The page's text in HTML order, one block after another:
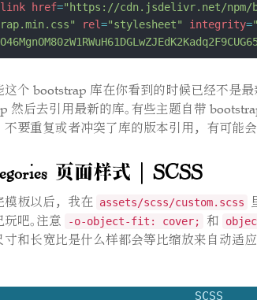
<div class = "categories-card" >
{{ if .Params.BGPic }} <!--如果
了-->
< href = "{{ .Page.Permalink }}
| absURL /> </a
</div >
{{ end
}}
{{$scratch newScratch
.Pages
面，所以这句话的意思是遍历categories分类法包
paginte遍历到了“灌篮高手”，这句range就是遍
的词条的页面-->
link href="https://cdn.jsdelivr.net/npm/
rel="stylesheet" integrity=
这个 bootstrap 库在你看到的时候已经不是
然后去引用最新的库。有些主题自带
不要重复或者冲突了库的版本引用，有可能会
页面样式 | SCSS
模板以后，我在 assets/scss/custom.scss
吧。注意
-o-object-fit: cover; 和
寸和长宽比是什么样都会等比缩放来自动适
SCSS